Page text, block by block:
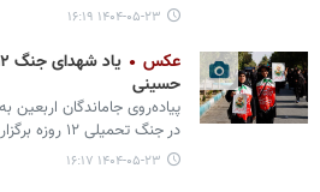
۱۴۰۴-۰۵-۲۳ ۱۶:۱۹
عکس
حسینی
پیاده‌روی جاماندگان اربعین
در جنگ تحمیلی ۱۲ روزه برگزار شد.
۱۴۰۴-۰۵-۲۳ ۱۶:۱۷